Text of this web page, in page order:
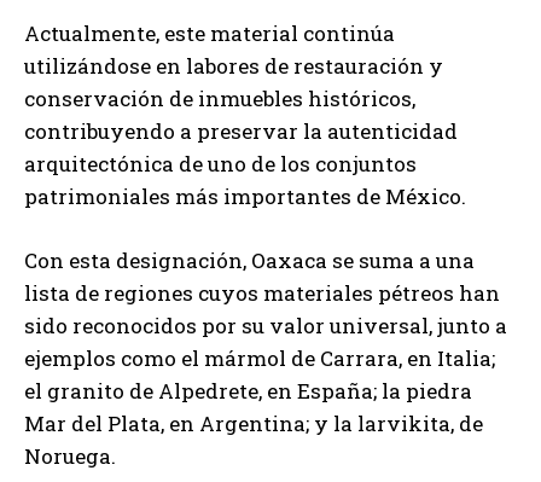
Actualmente, este material continúa
utilizándose en labores de restauración y
conservación de inmuebles históricos,
contribuyendo a preservar la autenticidad
arquitectónica de uno de los conjuntos
patrimoniales más importantes de México.
Con esta designación, Oaxaca se suma a una
lista de regiones cuyos materiales pétreos han
sido reconocidos por su valor universal, junto a
ejemplos como el mármol de Carrara, en Italia;
el granito de Alpedrete, en España; la piedra
Mar del Plata, en Argentina; y la larvikita, de
Noruega.